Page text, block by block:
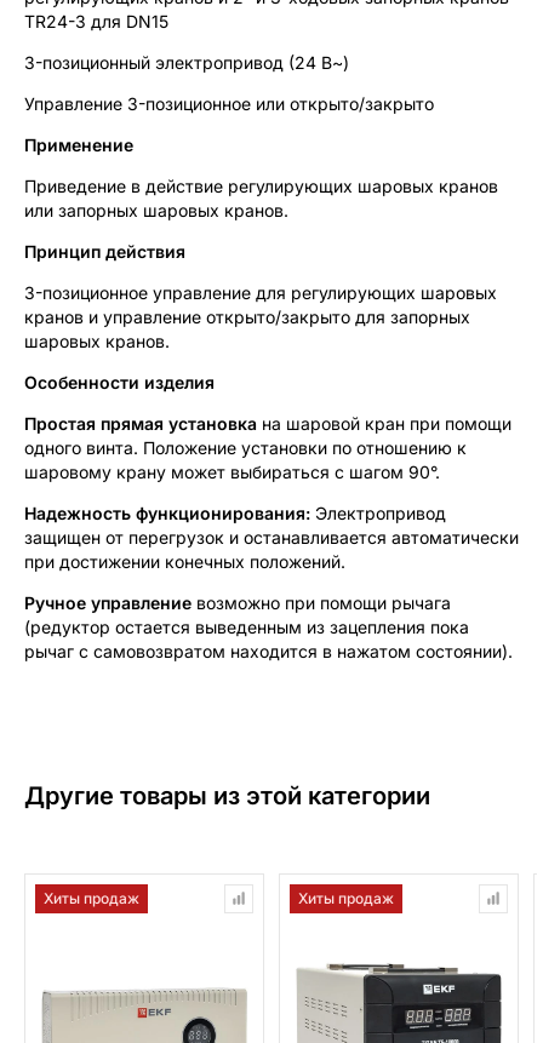
TR24-3 для DN15
3-позиционный электропривод (24 В~)
Управление 3-позиционное или открыто/закрыто
Применение
Приведение в действие регулирующих шаровых кранов
или запорных шаровых кранов.
Принцип действия
3-позиционное управление для регулирующих шаровых
кранов и управление открыто/закрыто для запорных
шаровых кранов.
Особенности изделия
Простая прямая установка на шаровой кран при помощи
одного винта. Положение установки по отношению к
шаровому крану может выбираться с шагом 90°.
Надежность функционирования: Электропривод
защищен от перегрузок и останавливается автоматически
при достижении конечных положений.
Ручное управление возможно при помощи рычага
(редуктор остается выведенным из зацепления пока
рычаг с самовозвратом находится в нажатом состоянии).
Другие товары из этой категории
Хиты продаж Хиты продаж